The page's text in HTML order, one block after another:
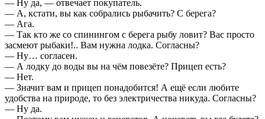
— Ну да, — отвечает покупатель.
— А, кстати, вы как собрались рыбачить? С берега?
— Ага.
— Так кто же со спинингом с берега рыбу ловит? Вас просто
засмеют рыбаки!.. Вам нужна лодка. Согласны?
— Ну… согласен.
— А лодку до воды вы на чём повезёте? Прицеп есть?
— Нет.
— Значит вам и прицеп понадобится! А ещё если любите
удобства на природе, то без электричества никуда. Согласны?
— Ну да.